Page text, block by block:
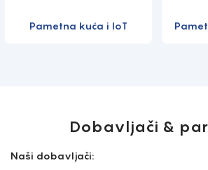
Pametna kuća i IoT
Dobavljači &
Naši dobavljači: